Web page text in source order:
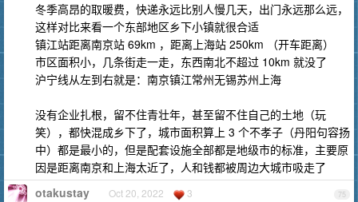
冬季高昂的取暖费，快递永远比别人慢几天，出门永远那么远，
这样对比来看一个东部地区乡下小镇就很合适
镇江站距离南京站 69km ，距离上海站 250km （开车距离）
市区面积小，几条街走一走，东西南北不超过 10km 就没了
沪宁线从左到右就是：南京镇江常州无锡苏州上海
没有企业扎根，留不住青壮年，甚至留不住自己的土地（玩
笑），都快混成乡下了，城市面积算上 3 个不孝子（丹阳句容扬
中）都是最小的，但是配套设施全部都是地级市的标准，主要原
因是距离南京和上海太近了，人和钱都被周边大城市吸走了
75
otakustay Oct 20, 2022 3